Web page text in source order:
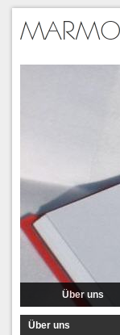
Über uns
Über uns